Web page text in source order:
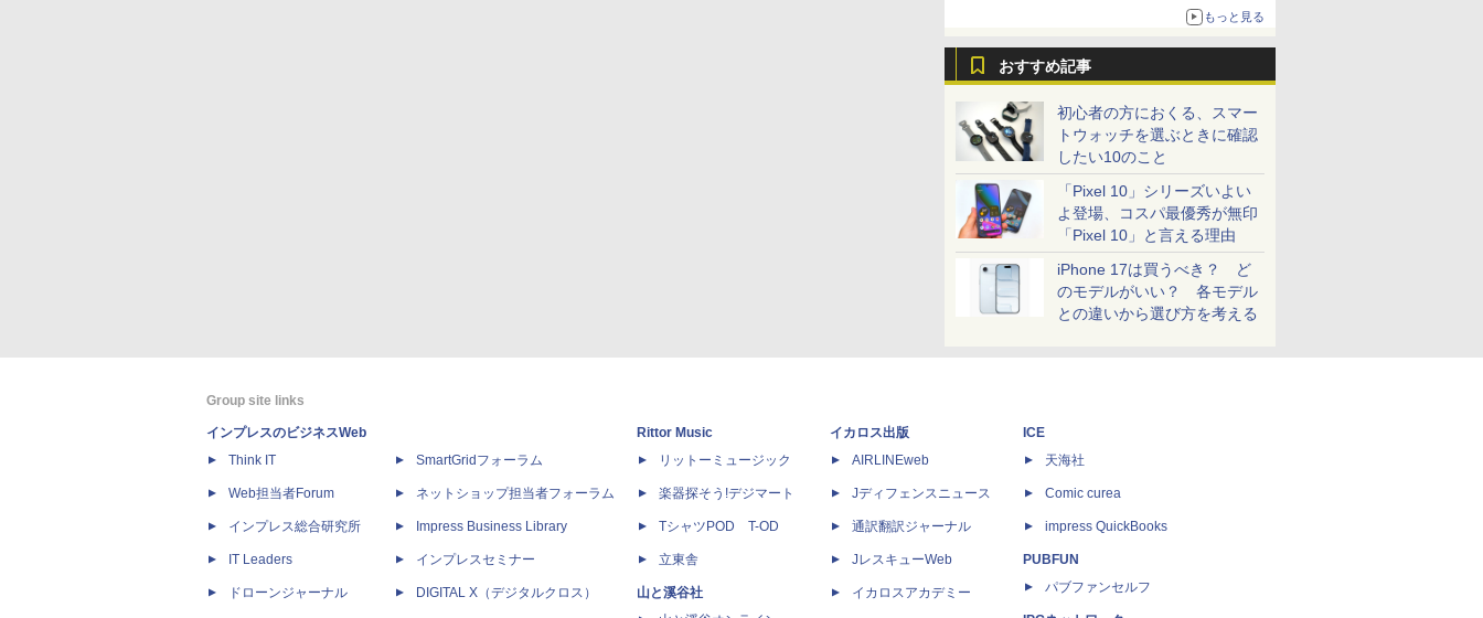
もっと見る
おすすめ記事
初心者の方におくる、スマー
トウォッチを選ぶときに確認
したい10のこと
「Pixel 10」シリーズいよい
よ登場、コスパ最優秀が無印
「Pixel 10」と言える理由
iPhone 17は買うべき？ ど
のモデルがいい？ 各モデル
との違いから選び方を考える
Group site links
インプレスのビジネスWeb
Think IT
Web担当者Forum
インプレス総合研究所
IT Leaders
ドローンジャーナル
SmartGridフォーラム
ネットショップ担当者フォーラム
Impress Business Library
インプレスセミナー
DIGITAL X（デジタルクロス）
Rittor Music
リットーミュージック
楽器探そう!デジマート
TシャツPOD T-OD
立東舎
山と溪谷社
イカロス出版
AIRLINEweb
Jディフェンスニュース
通訳翻訳ジャーナル
JレスキューWeb
イカロスアカデミー
ICE
天海社
Comic curea
impress QuickBooks
PUBFUN
パブファンセルフ